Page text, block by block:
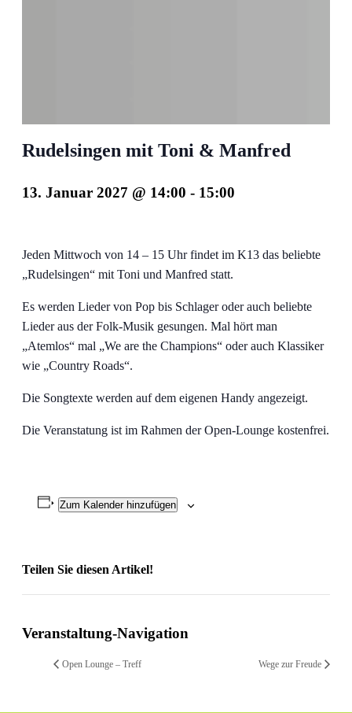
Rudelsingen mit Toni & Manfred
13. Januar 2027 @ 14:00 - 15:00
Jeden Mittwoch von 14 – 15 Uhr findet im K13 das beliebte
„Rudelsingen“ mit Toni und Manfred statt.
Es werden Lieder von Pop bis Schlager oder auch beliebte
Lieder aus der Folk-Musik gesungen. Mal hört man
„Atemlos“ mal „We are the Champions“ oder auch Klassiker
wie „Country Roads“.
Die Songtexte werden auf dem eigenen Handy angezeigt.
Die Veranstatung ist im Rahmen der Open-Lounge kostenfrei.
Zum Kalender hinzufügen
Teilen Sie diesen Artikel!
Veranstaltung-Navigation
Open Lounge – Treff Wege zur Freude